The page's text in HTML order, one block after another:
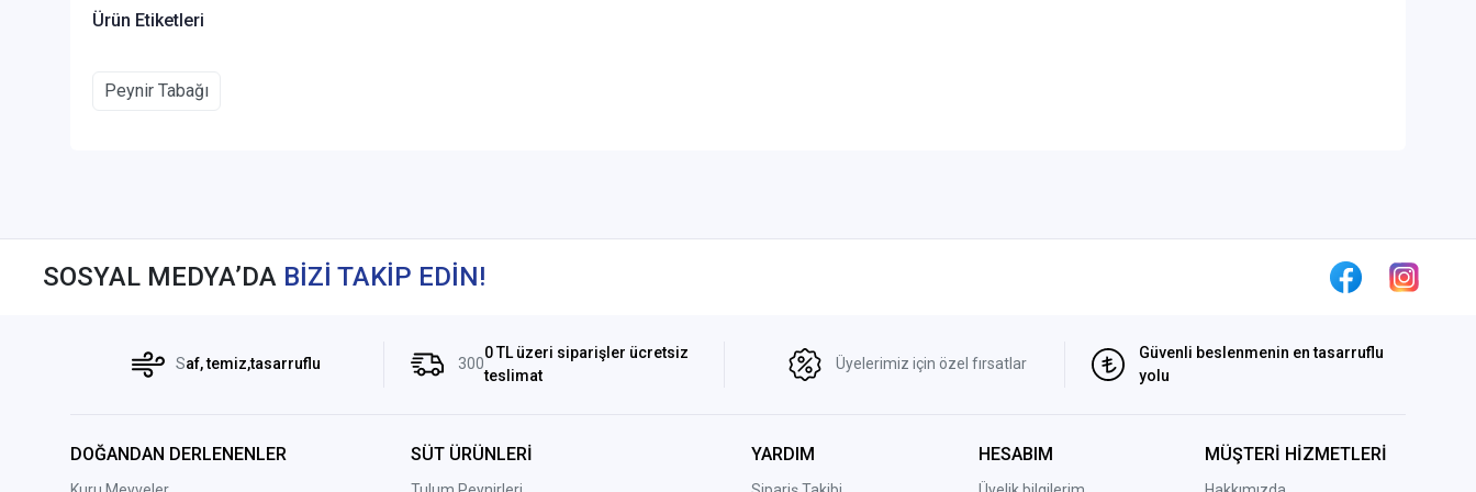
Ürün Etiketleri
Peynir Tabağı
SOSYAL MEDYA’DA BİZİ TAKİP EDİN!
Saf, temiz,tasarruflu 300
0 TL üzeri siparişler ücretsiz
teslimat
Üyelerimiz için özel fırsatlar
Güvenli beslenmenin en tasarruflu
yolu
DOĞANDAN DERLENENLER SÜT ÜRÜNLERİ YARDIM HESABIM MÜŞTERİ HİZMETLERİ